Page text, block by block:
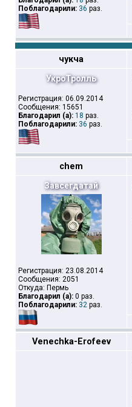
Поблагодарили: 36 раз.
чукча
УкроТролль
Регистрация: 06.09.2014
Сообщения: 15651
Благодарил (а): 18 раз.
Поблагодарили: 36 раз.
chem
Завсегдатай
Регистрация: 23.08.2014
Сообщения: 2051
Откуда: Пермь
Благодарил (а): 0 раз.
Поблагодарили: 32 раз.
Venechka-Erofeev